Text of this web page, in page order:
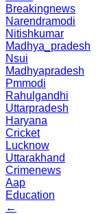
Breakingnews
Narendramodi
Nitishkumar
Madhya_pradesh
Nsui
Madhyapradesh
Pmmodi
Rahulgandhi
Uttarpradesh
Haryana
Cricket
Lucknow
Uttarakhand
Crimenews
Aap
Education
←